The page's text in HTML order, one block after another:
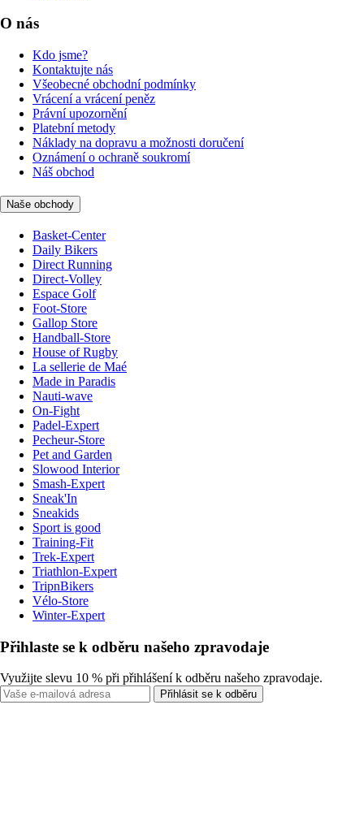
O nás
Kdo jsme?
Kontaktujte nás
Všeobecné obchodní podmínky
Vrácení a vrácení peněz
Právní upozornění
Platební metody
Náklady na dopravu a možnosti doručení
Oznámení o ochraně soukromí
Náš obchod
Naše obchody
Basket-Center
Daily Bikers
Direct Running
Direct-Volley
Espace Golf
Foot-Store
Gallop Store
Handball-Store
House of Rugby
La sellerie de Maé
Made in Paradis
Nauti-wave
On-Fight
Padel-Expert
Pecheur-Store
Pet and Garden
Slowood Interior
Smash-Expert
Sneak'In
Sneakids
Sport is good
Training-Fit
Trek-Expert
Triathlon-Expert
TripnBikers
Vélo-Store
Winter-Expert
Přihlaste se k odběru našeho zpravodaje
Využijte slevu 10 % při přihlášení k odběru našeho zpravodaje.
Přihlásit se k odběru